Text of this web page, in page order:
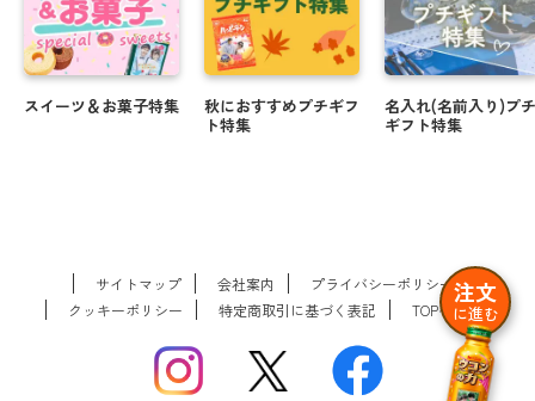
注文
に進む
スイーツ＆お菓子特集
秋におすすめプチギフ
ト特集
名入れ(名前入り)プチ
ギフト特集
サイトマップ 会社案内
プライバシーポリシー
クッキーポリシー
特定商取引に基づく表記 TOPへ戻る